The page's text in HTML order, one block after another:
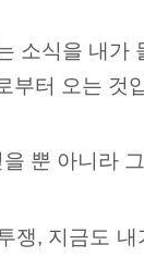
소식을 내
부터 오는 것
뿐 아니라
쟁, 지금도